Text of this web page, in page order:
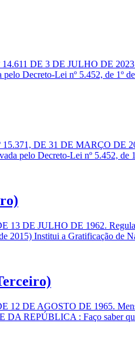
DE 3 DE JULHO DE
Decreto-Lei nº 5.452, de 1º
DE 31 DE MARÇO DE
pelo Decreto-Lei nº 5.452, de 1
13 DE JULHO DE 1962.
2015) Institui a Gratificação de
12 DE AGOSTO DE 1965.
DA REPÚBLICA : Faço saber